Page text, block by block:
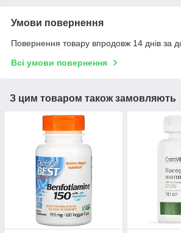
Умови повернення
Повернення товару впродовж 14 днів за
Всі умови повернення
З цим товаром також замовляють